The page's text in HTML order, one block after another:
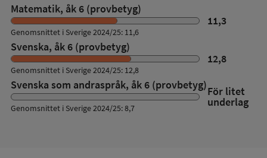
Matematik, åk 6 (provbetyg)
11,3
Genomsnittet i Sverige 2024/25: 11,6
Svenska, åk 6 (provbetyg)
12,8
Genomsnittet i Sverige 2024/25: 12,8
Svenska som andraspråk, åk 6 (provbetyg)För litet
underlag
Genomsnittet i Sverige 2024/25: 8,7